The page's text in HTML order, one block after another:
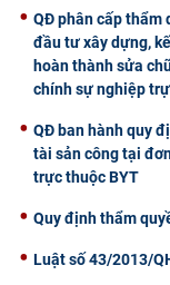
QĐ phân cấp thẩm
đầu tư xây dựng,
hoàn thành sửa
chính sự nghiệp
QĐ ban hành quy
tài sản công tại
trực thuộc BYT
Quy định thẩm
Luật số 43/2013/